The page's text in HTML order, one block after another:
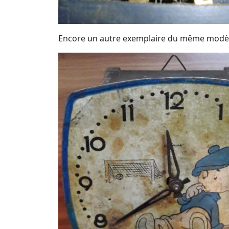
Encore un autre exemplaire du même